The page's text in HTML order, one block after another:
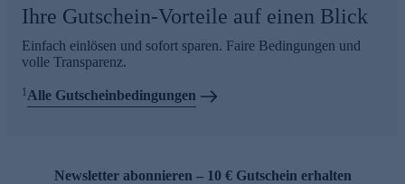
Ihre Gutschein-Vorteile auf einen Blick
Einfach einlösen und sofort sparen. Faire Bedingungen und
volle Transparenz.
1Alle Gutscheinbedingungen
Newsletter abonnieren – 10 € Gutschein erhalten